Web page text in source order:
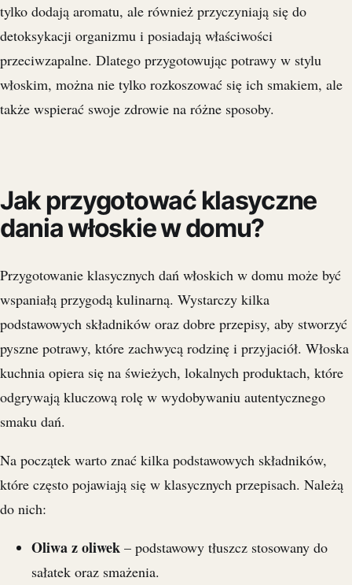
tylko dodają aromatu, ale również przyczyniają się do
detoksykacji organizmu i posiadają właściwości
przeciwzapalne. Dlatego przygotowując potrawy w stylu
włoskim, można nie tylko rozkoszować się ich smakiem, ale
także wspierać swoje zdrowie na różne sposoby.
Jak przygotować klasyczne
dania włoskie w domu?
Przygotowanie klasycznych dań włoskich w domu może być
wspaniałą przygodą kulinarną. Wystarczy kilka
podstawowych składników oraz dobre przepisy, aby stworzyć
pyszne potrawy, które zachwycą rodzinę i przyjaciół. Włoska
kuchnia opiera się na świeżych, lokalnych produktach, które
odgrywają kluczową rolę w wydobywaniu autentycznego
smaku dań.
Na początek warto znać kilka podstawowych składników,
które często pojawiają się w klasycznych przepisach. Należą
do nich:
Oliwa z oliwek – podstawowy tłuszcz stosowany do
sałatek oraz smażenia.